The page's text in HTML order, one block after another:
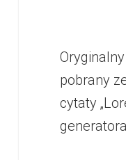
pobrany
cytaty
generatora